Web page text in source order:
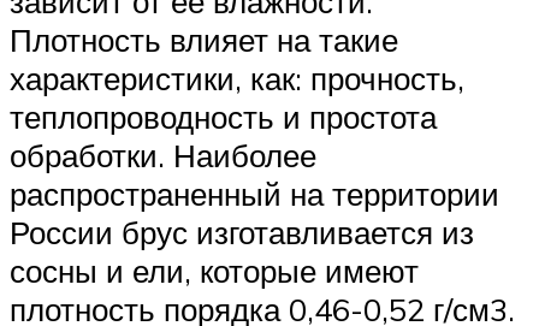
Плотность влияет на такие
характеристики, как: прочность,
теплопроводность и простота
обработки. Наиболее
распространенный на территории
России брус изготавливается из
сосны и ели, которые имеют
плотность порядка 0,46-0,52 г/см3.